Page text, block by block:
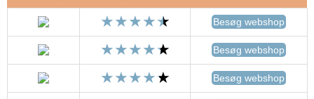
Besøg webshop
Besøg webshop
Besøg webshop